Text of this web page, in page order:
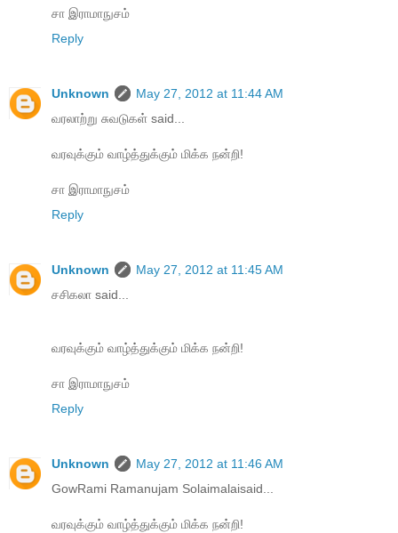
சா இராமாநுசம்
Reply
Unknown
May 27, 2012 at 11:44 AM
வரலாற்று சுவடுகள் said...
வரவுக்கும் வாழ்த்துக்கும் மிக்க நன்றி!
சா இராமாநுசம்
Reply
Unknown
May 27, 2012 at 11:45 AM
சசிகலா said...
வரவுக்கும் வாழ்த்துக்கும் மிக்க நன்றி!
சா இராமாநுசம்
Reply
Unknown
May 27, 2012 at 11:46 AM
GowRami Ramanujam Solaimalaisaid...
வரவுக்கும் வாழ்த்துக்கும் மிக்க நன்றி!